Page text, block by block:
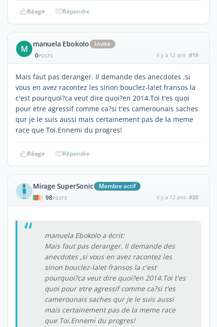
Réagir Répondre
M manuela Ebokolo
Invité
0POSTS il y a 12 ans #19
Mais faut pas deranger. Il demande des anecdotes ,si
vous en avez racontez les sinon bouclez-la!et fransos la
c'est pourquoi?ca veut dire quoi?en 2014.Toi t'es quoi
pour etre agressif comme ca?si t'es camerounais saches
qur je le suis aussi mais certainement pas de la meme
race que Toi.Ennemi du progres!
Réagir Répondre
Mirage SuperSonic Membre actif
| 98POSTS il y a 12 ans #20
manuela Ebokolo a écrit:
Mais faut pas deranger. Il demande des
anecdotes ,si vous en avez racontez les
sinon bouclez-la!et fransos la c'est
pourquoi?ca veut dire quoi?en 2014.Toi t'es
quoi pour etre agressif comme ca?si t'es
camerounais saches qur je le suis aussi
mais certainement pas de la meme race
que Toi.Ennemi du progres!